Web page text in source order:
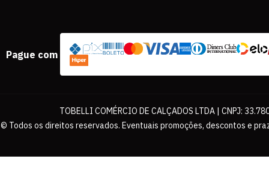
Pague com
TOBELLI COMÉRCIO DE CALÇADOS LTDA | CNPJ:
© Todos os direitos reservados. Eventuais promoções, descontos e